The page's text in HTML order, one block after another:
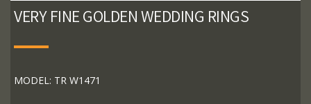
VERY FINE GOLDEN WEDDING RINGS
MODEL: TR W1471